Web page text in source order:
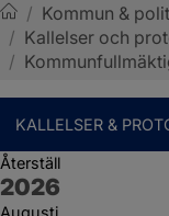
Sotenäs kommun
/ Kommun &
/ Kallelser och
/
KALLELSER &
Återställ
År:
2026